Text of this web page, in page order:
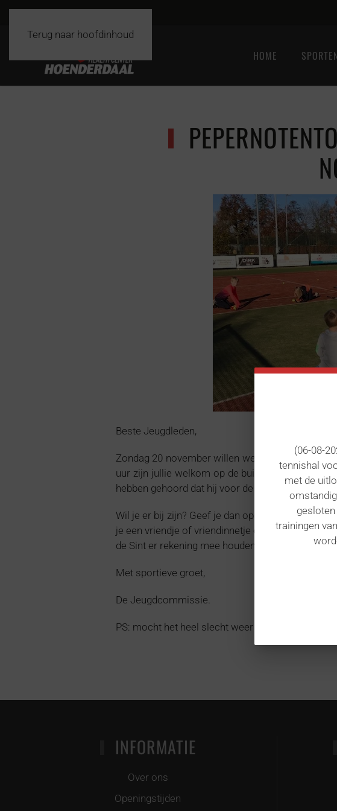
Terug naar hoofdinhoud
HOME SPORTEN
Beste Jeugdleden,
Zondag 20 november willen we met jullie het
uur zijn jullie welkom op de buitenbanen van
hebben gehoord dat hij voor de tennisjeugd
Wil je er bij zijn? Geef je dan op door een e-mail
je een vriendje of vriendinnetje of broertje of
de Sint er rekening mee houden.
Met sportieve groet,
De Jeugdcommissie.
PS: mocht het heel slecht weer zijn, dan gaan we
INFORMATIE
Over ons
Openingstijden
(06-08-
tennishal
met de
gesloten
trainingen